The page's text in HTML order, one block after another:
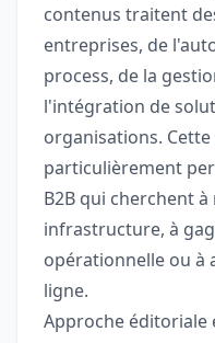
contenus traitent
entreprises, de
process, de la
l'intégration de
organisations.
particulièrement
B2B qui cherchent
infrastructure, à
opérationnelle ou à
ligne.
Approche éditoriale